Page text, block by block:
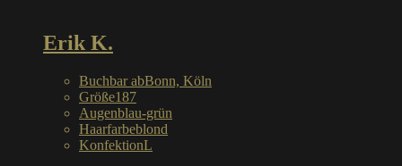
Erik K.
Buchbar abBonn, Köln
Größe187
Augenblau-grün
Haarfarbeblond
KonfektionL